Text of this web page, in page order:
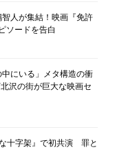
人が集結！映画『免許
ソードを告白
中にいる」メタ構造の衝
沢の街が巨大な映画セ
十字架』で初共演 罪と